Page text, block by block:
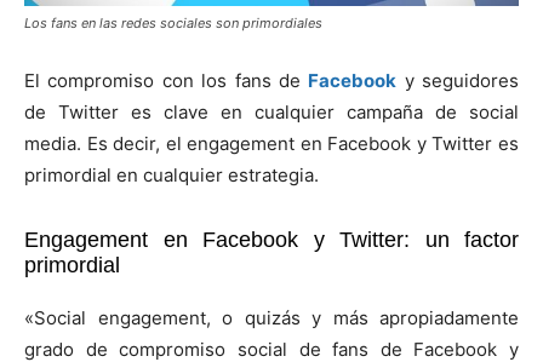
Los fans en las redes sociales son primordiales
El compromiso con los fans de Facebook y seguidores
de Twitter es clave en cualquier campaña de social
media. Es decir, el engagement en Facebook y Twitter es
primordial en cualquier estrategia.
Engagement en Facebook y Twitter: un factor
primordial
«Social engagement, o quizás y más apropiadamente
grado de compromiso social de fans de Facebook y